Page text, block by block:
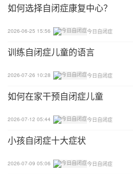
如何选择自闭症康复中心？
2026-06-25 15:56 今日自闭症
训练自闭症儿童的语言
2026-07-26 10:28 今日自闭症
如何在家干预自闭症儿童
2026-07-12 05:44 今日自闭症
小孩自闭症十大症状
2026-07-09 05:06 今日自闭症